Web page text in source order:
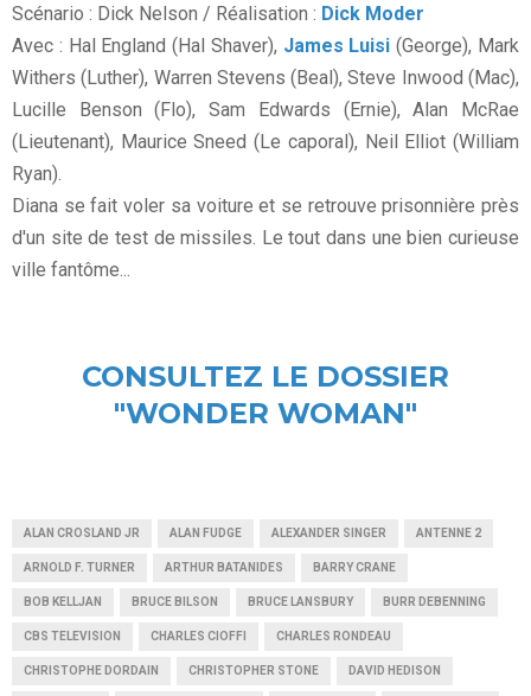
Scénario : Dick Nelson / Réalisation : Dick Moder
Avec : Hal England (Hal Shaver), James Luisi (George), Mark
Withers (Luther), Warren Stevens (Beal), Steve Inwood (Mac),
Lucille Benson (Flo), Sam Edwards (Ernie), Alan McRae
(Lieutenant), Maurice Sneed (Le caporal), Neil Elliot (William
Ryan).
Diana se fait voler sa voiture et se retrouve prisonnière près
d'un site de test de missiles. Le tout dans une bien curieuse
ville fantôme...
CONSULTEZ LE DOSSIER
"WONDER WOMAN"
ALAN CROSLAND JR ALAN FUDGE ALEXANDER SINGER ANTENNE 2
ARNOLD F. TURNER ARTHUR BATANIDES BARRY CRANE
BOB KELLJAN BRUCE BILSON BRUCE LANSBURY BURR DEBENNING
CBS TELEVISION CHARLES CIOFFI CHARLES RONDEAU
CHRISTOPHE DORDAIN CHRISTOPHER STONE DAVID HEDISON